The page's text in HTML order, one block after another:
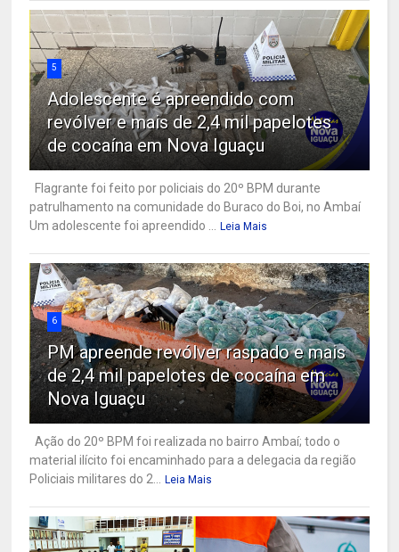
5
Adolescente é apreendido com
revólver e mais de 2,4 mil papelotes
de cocaína em Nova Iguaçu
Flagrante foi feito por policiais do 20º BPM durante
patrulhamento na comunidade do Buraco do Boi, no Ambaí
Um adolescente foi apreendido ...
Leia Mais
6
PM apreende revólver raspado e mais
de 2,4 mil papelotes de cocaína em
Nova Iguaçu
Ação do 20º BPM foi realizada no bairro Ambaí; todo o
material ilícito foi encaminhado para a delegacia da região
Policiais militares do 2...
Leia Mais